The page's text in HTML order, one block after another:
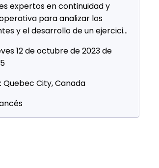
expertos en continuidad y
para analizar los
y el desarrollo de un ejercicio
la estructura de gestión de
Energir.
12 de octubre de 2023 de
Quebec City, Canada